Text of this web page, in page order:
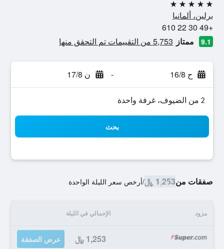
5 نجوم
برلين، ألمانيا
+49 30 22 610
9.1 ممتاز 5,753 من التقييمات تم التحقق منها
ح 16/8 - ن 17/8
2 من الضيوف، غرفة واحدة
بحث
صفقات من1,253 ﷼ /أرخص سعر الليلة الواحدة
مزود الإجمالي في الليلة
1,253 ﷼ عرض الصفقة